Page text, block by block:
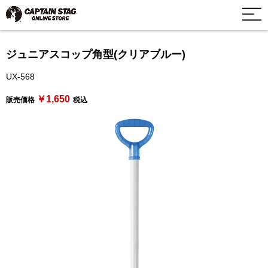
ジュニアスコップ角型(クリアブルー)
UX-568
販売価格 ￥1,650 税込